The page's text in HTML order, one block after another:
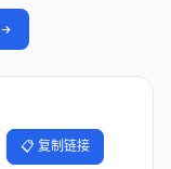
📋 复制链接